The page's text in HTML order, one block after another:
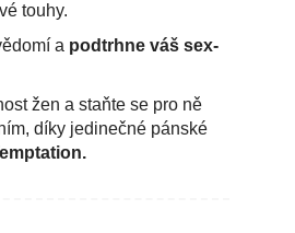
touhy.
a podtrhne váš sex-
žen a staňte se pro ně
díky jedinečné pánské